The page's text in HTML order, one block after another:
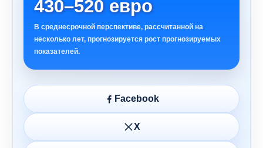
430–520 евро
В среднесрочной перспективе, рассчитанной на
несколько лет, прогнозируется рост прогнозируемых
показателей.
Facebook
X